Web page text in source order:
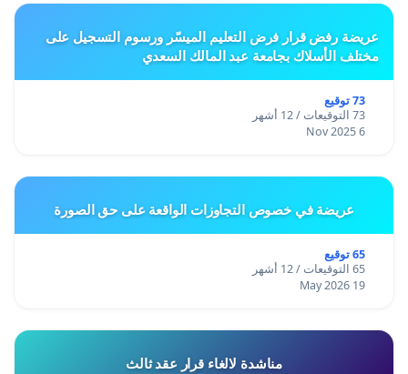
عريضة رفض قرار فرض التعليم الميسّر ورسوم التسجيل على
مختلف الأسلاك بجامعة عبد المالك السعدي
73 توقيع
73 التوقيعات / 12 أشهر
6 Nov 2025
عريضة في خصوص التجاوزات الواقعة على حق الصورة
65 توقيع
65 التوقيعات / 12 أشهر
19 May 2026
مناشدة لالغاء قرار عقد ثالث